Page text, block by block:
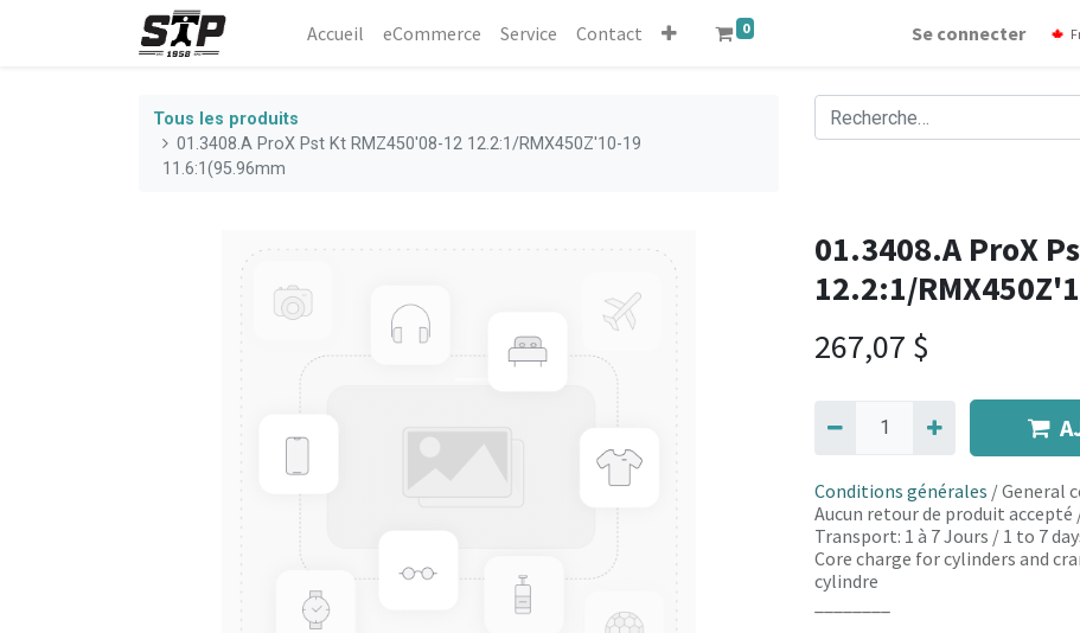
Accueil eCommerce​ Service Contact 0 Se connecter
Tous les produits
01.3408.A ProX Pst Kt RMZ450'08-12 12.2:1/RMX450Z'10-19
11.6:1(95.96mm
01.3408.A ProX
12.2:1/
267,07 $
Conditions générales / General
Aucun retour de produit
Transport: 1 à 7 Jours / 1 to 7
Core charge for cylinders and
cylindre